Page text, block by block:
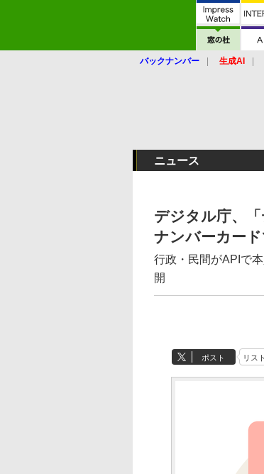
バックナンバー 生成AI
ニュース
デジタル庁、
ナンバーカー
行政・民間がAPIで
開
ポスト リスト